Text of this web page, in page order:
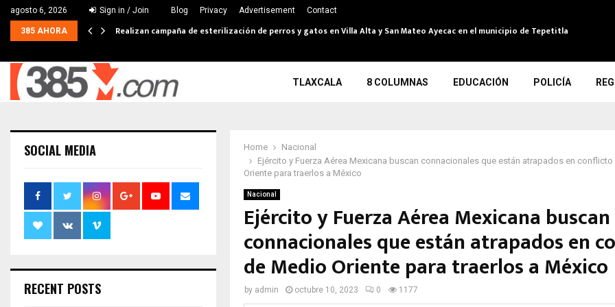
agosto 6, 2026 Sign in / Join Blog Privacy Advertisement Contact
385 AHORA Realizan campaña de esterilización de perros y gatos en Villa Alta y San Mateo Ayecac en el municipio de Tepetitla
TLAXCALA 8 COLUMNAS EDUCACIÓN POLICÍA
Home
Nacional
Ejército y Fuerza Aérea Mexicana buscan connacionales que están atrapados en
Oriente para traerlos a México
Nacional
Ejército y Fuerza Aérea Mexicana buscan
connacionales que están atrapados en
de Medio Oriente para traerlos a México
by admin octubre 10, 2023 0 1177
SOCIAL MEDIA
RECENT POSTS